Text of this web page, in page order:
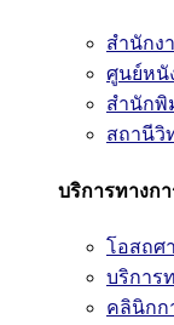
สำนักง
ศูนย์หนั
สำนักพิ
สถานีวิ
บริการทางก
โอสถศ
บริการ
คลินิกก